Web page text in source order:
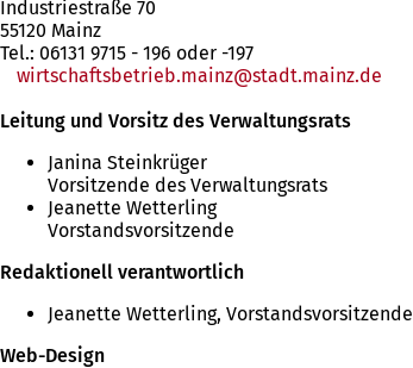
Industriestraße 70
55120 Mainz
Tel.: 06131 9715 - 196 oder -197
wirtschaftsbetrieb.mainz@stadt.mainz.de
Leitung und Vorsitz des Verwaltungsrats
Janina Steinkrüger
Vorsitzende des Verwaltungsrats
Jeanette Wetterling
Vorstandsvorsitzende
Redaktionell verantwortlich
Jeanette Wetterling, Vorstandsvorsitzende
Web-Design